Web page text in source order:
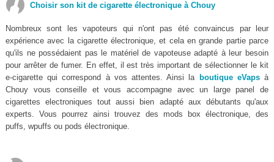
Choisir son kit de cigarette électronique à Chouy
Nombreux sont les vapoteurs qui n'ont pas été convaincus par leur
expérience avec la cigarette électronique, et cela en grande partie parce
qu'ils ne possédaient pas le matériel de vapoteuse adapté à leur besoin
pour arrêter de fumer. En effet, il est très important de sélectionner le kit
e-cigarette qui correspond à vos attentes. Ainsi la boutique eVapsà
Chouy vous conseille et vous accompagne avec un large panel de
cigarettes electroniques tout aussi bien adapté aux débutants qu'aux
experts. Vous pourrez ainsi trouvez des mods box électronique, des
puffs, wpuffs ou pods électronique.